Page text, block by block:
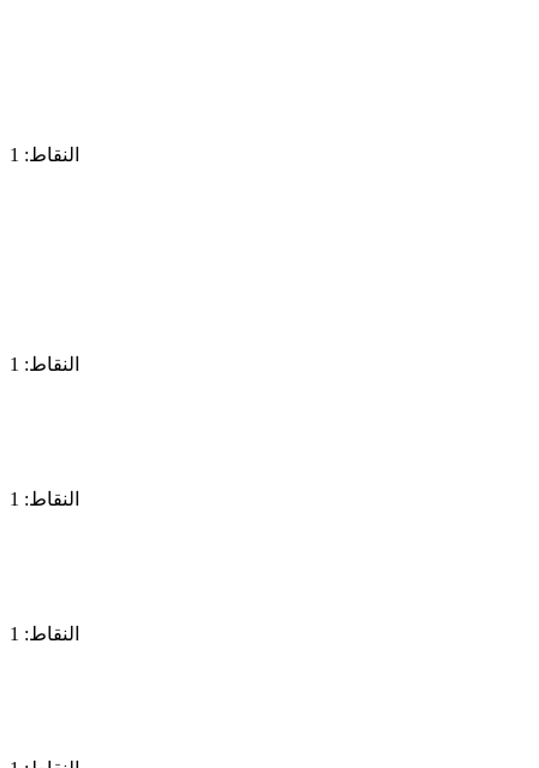
النقاط: 1
النقاط: 1
النقاط: 1
النقاط: 1